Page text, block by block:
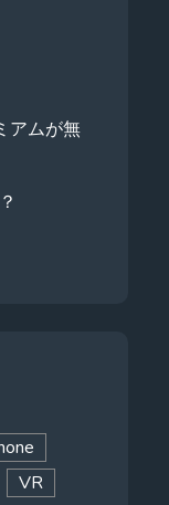
アムが無
VR